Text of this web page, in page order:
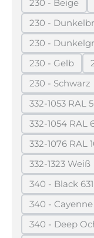
230 - Beige
(Diese
230 -
230 -
(Diese
230 - Gelb
(Diese
230 - Schwarz
(Diese
332-1053 RAL
332-1054 RAL
332-1076 RAL
332-1323 Weiß
(Diese
340 - Black 631
(Diese
340 -
340 - Deep